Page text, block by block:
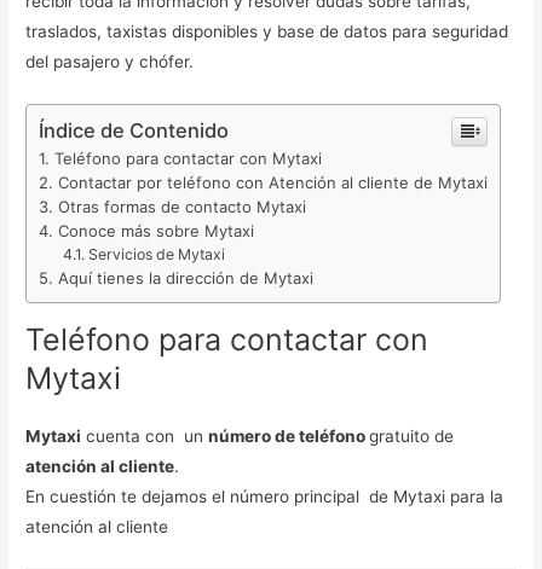
traslados, taxistas disponibles y base de datos para seguridad
del pasajero y chófer.
Índice de Contenido
Teléfono para contactar con Mytaxi
Contactar por teléfono con Atención al cliente de Mytaxi
Otras formas de contacto Mytaxi
Conoce más sobre Mytaxi
Servicios de Mytaxi
Aquí tienes la dirección de Mytaxi
Teléfono para contactar con
Mytaxi
Mytaxi cuenta con unnúmero de teléfonogratuito de
atención al cliente.
En cuestión te dejamos el número principal de Mytaxi para la
atención al cliente